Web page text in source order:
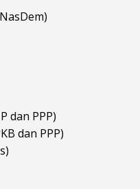
dan PPP)
dan PPP)